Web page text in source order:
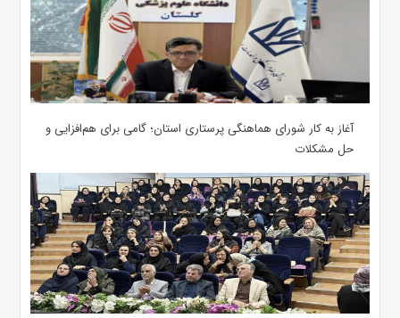
آغاز به کار شورای هماهنگی پرستاری استان؛ گامی برای هم‌افزایی و
حل مشکلات